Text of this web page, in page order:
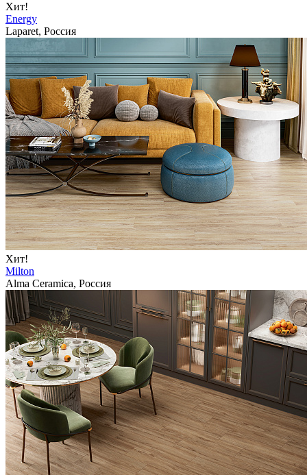
Хит!
Energy
Laparet, Россия
Хит!
Milton
Alma Ceramica, Россия